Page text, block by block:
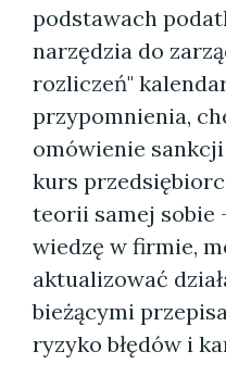
podstawach
narzędzia do
rozliczeń"
przypomnienia,
omówienie
kurs
teorii samej sobie
wiedzę w firmie,
aktualizować
bieżącymi
ryzyko błędów i